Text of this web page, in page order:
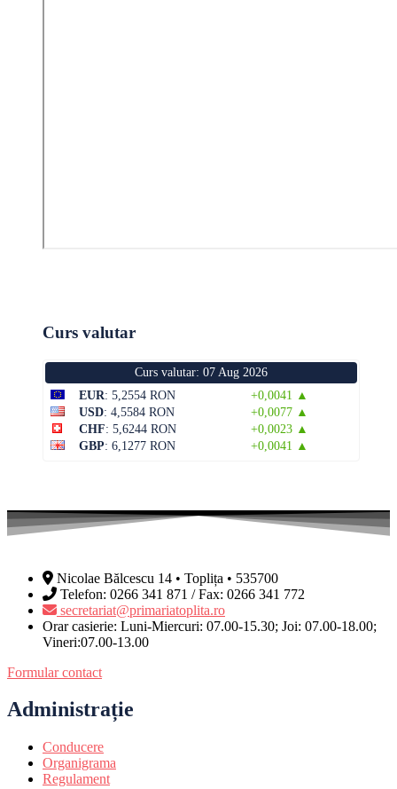
Curs valutar
Curs valutar: 07 Aug 2026
EUR: 5,2554 RON
+0,0041 ▲
USD: 4,5584 RON
+0,0077 ▲
CHF: 5,6244 RON
+0,0023 ▲
GBP: 6,1277 RON +0,0041 ▲
Nicolae Bălcescu 14 • Toplița • 535700
Telefon: 0266 341 871 / Fax: 0266 341 772
secretariat@primariatoplita.ro
Orar casierie: Luni-Miercuri: 07.00-15.30; Joi: 07.00-18.00;
Vineri:07.00-13.00
Formular contact
Administrație
Conducere
Organigrama
Regulament